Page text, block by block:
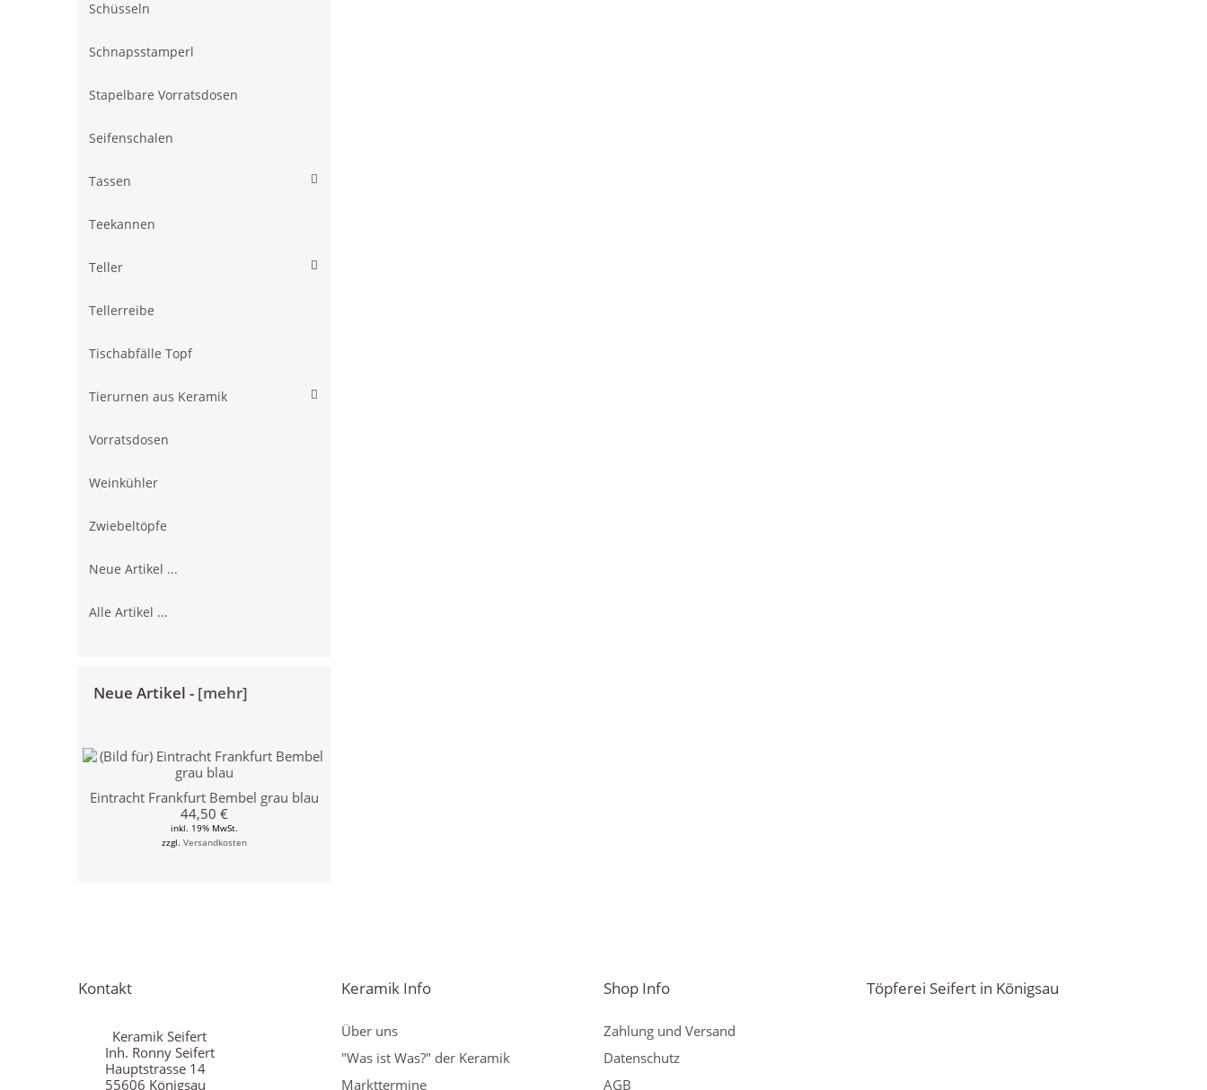
Schüsseln
Schnapsstamperl
Stapelbare Vorratsdosen
Seifenschalen
Tassen
Teekannen
Teller
Tellerreibe
Tischabfälle Topf
Tierurnen aus Keramik
Vorratsdosen
Weinkühler
Zwiebeltöpfe
Neue Artikel ...
Alle Artikel ...
Neue Artikel - [mehr]
Eintracht Frankfurt Bembel grau blau
44,50 €
inkl. 19% MwSt.
zzgl.Versandkosten
Kontakt
Keramik Seifert
Inh. Ronny Seifert
Hauptstrasse 14
55606 Königsau
Keramik Info
Über uns
"Was ist Was?" der Keramik
Markttermine
Shop Info
Zahlung und Versand
Datenschutz
AGB
Töpferei Seifert in Königsau